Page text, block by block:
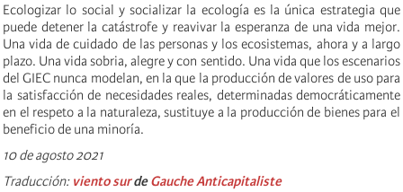
Ecologizar lo social y socializar la ecología es la única estrategia que
puede detener la catástrofe y reavivar la esperanza de una vida mejor.
Una vida de cuidado de las personas y los ecosistemas, ahora y a largo
plazo. Una vida sobria, alegre y con sentido. Una vida que los escenarios
del GIEC nunca modelan, en la que la producción de valores de uso para
la satisfacción de necesidades reales, determinadas democráticamente
en el respeto a la naturaleza, sustituye a la producción de bienes para el
beneficio de una minoría.
10 de agosto 2021
Traducción: viento surdeGauche Anticapitaliste